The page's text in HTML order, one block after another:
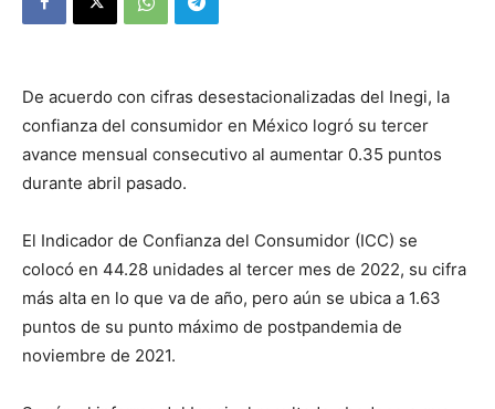
De acuerdo con cifras desestacionalizadas del Inegi, la
confianza del consumidor en México logró su tercer
avance mensual consecutivo al aumentar 0.35 puntos
durante abril pasado.
El Indicador de Confianza del Consumidor (ICC) se
colocó en 44.28 unidades al tercer mes de 2022, su cifra
más alta en lo que va de año, pero aún se ubica a 1.63
puntos de su punto máximo de postpandemia de
noviembre de 2021.